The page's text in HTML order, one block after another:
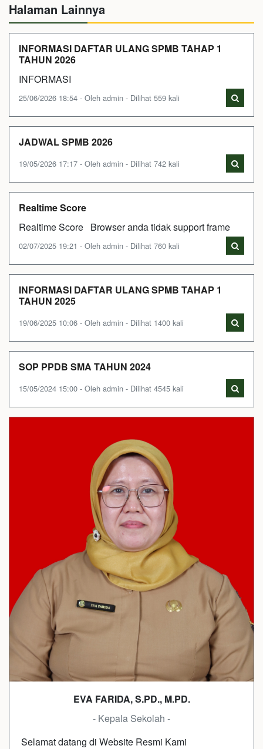
Halaman Lainnya
INFORMASI DAFTAR ULANG SPMB TAHAP 1
TAHUN 2026
INFORMASI
25/06/2026 18:54 - Oleh admin - Dilihat 559 kali
JADWAL SPMB 2026
19/05/2026 17:17 - Oleh admin - Dilihat 742 kali
Realtime Score
Realtime Score Browser anda tidak support frame
02/07/2025 19:21 - Oleh admin - Dilihat 760 kali
INFORMASI DAFTAR ULANG SPMB TAHAP 1
TAHUN 2025
19/06/2025 10:06 - Oleh admin - Dilihat 1400 kali
SOP PPDB SMA TAHUN 2024
15/05/2024 15:00 - Oleh admin - Dilihat 4545 kali
EVA FARIDA, S.PD., M.PD.
- Kepala Sekolah -
Selamat datang di Website Resmi Kami